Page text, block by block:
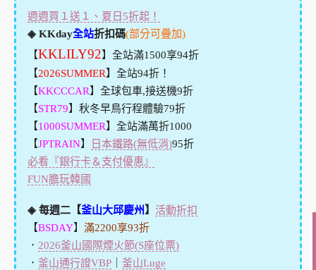
週週買１送１、夏日5折起！
◈ KKday全站折扣碼(部分可疊加)
【KKLILY92】全站滿1500享94折
【2026SUMMER】全站94折！
【KKCCCAR】全球包車,接送機9折
【STR79】秋冬早鳥行程體驗79折
【1000SUMMER】全站滿萬折1000
【JPTRAIN】 日本鐵路(無低消)95折
必看『銀行卡＆支付優惠』
FUN膽玩韓國
◈ 每週二【釜山大邱慶州 】 活動折扣
【BSDAY】 滿2200享93折
． 2026釜山國際煙火節(S座位票)
． 釜山通行證VBP｜ 釜山Luge